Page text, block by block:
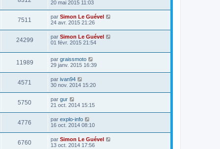
20 mai 2015 11:03
7511 par Simon Le Guével
24 avr. 2015 21:26
24299 par Simon Le Guével
01 févr. 2015 21:54
11989 par graissmoto
29 janv. 2015 16:39
4571 par ivan94
30 nov. 2014 15:20
5750 par gur
21 oct. 2014 15:15
4776 par explo-info
16 oct. 2014 08:10
6760 par Simon Le Guével
13 oct. 2014 17:56